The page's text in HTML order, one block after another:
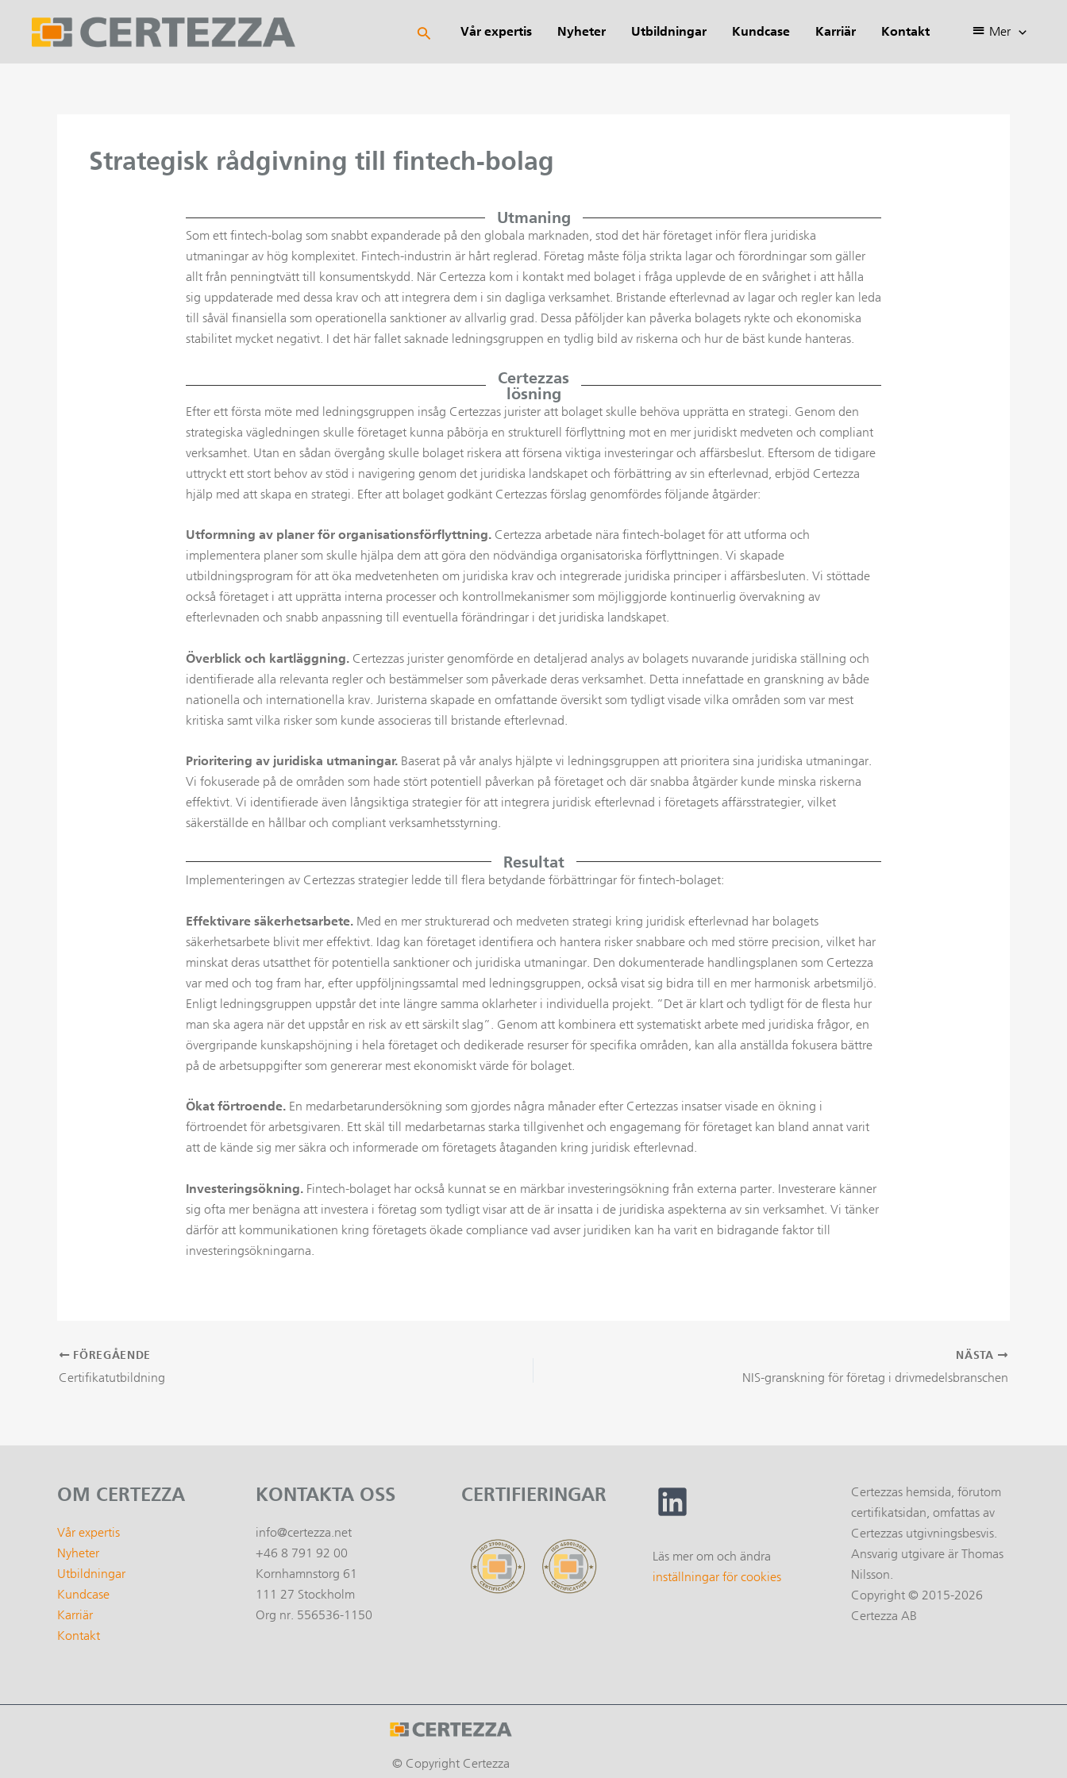
innehåll
Sök Vår expertis Nyheter Utbildningar Kundcase Karriär Kontakt Mer
Strategisk rådgivning till fintech-bolag
Utmaning
Som ett fintech-bolag som snabbt expanderade på den globala marknaden, stod det här företaget inför flera juridiska
utmaningar av hög komplexitet. Fintech-industrin är hårt reglerad. Företag måste följa strikta lagar och förordningar som gäller
allt från penningtvätt till konsumentskydd. När Certezza kom i kontakt med bolaget i fråga upplevde de en svårighet i att hålla
sig uppdaterade med dessa krav och att integrera dem i sin dagliga verksamhet. Bristande efterlevnad av lagar och regler kan leda
till såväl finansiella som operationella sanktioner av allvarlig grad. Dessa påföljder kan påverka bolagets rykte och ekonomiska
stabilitet mycket negativt. I det här fallet saknade ledningsgruppen en tydlig bild av riskerna och hur de bäst kunde hanteras.
Certezzas
lösning
Efter ett första möte med ledningsgruppen insåg Certezzas jurister att bolaget skulle behöva upprätta en strategi. Genom den
strategiska vägledningen skulle företaget kunna påbörja en strukturell förflyttning mot en mer juridiskt medveten och compliant
verksamhet. Utan en sådan övergång skulle bolaget riskera att försena viktiga investeringar och affärsbeslut. Eftersom de tidigare
uttryckt ett stort behov av stöd i navigering genom det juridiska landskapet och förbättring av sin efterlevnad, erbjöd Certezza
hjälp med att skapa en strategi. Efter att bolaget godkänt Certezzas förslag genomfördes följande åtgärder:
Utformning av planer för organisationsförflyttning. Certezza arbetade nära fintech-bolaget för att utforma och
implementera planer som skulle hjälpa dem att göra den nödvändiga organisatoriska förflyttningen. Vi skapade
utbildningsprogram för att öka medvetenheten om juridiska krav och integrerade juridiska principer i affärsbesluten. Vi stöttade
också företaget i att upprätta interna processer och kontrollmekanismer som möjliggjorde kontinuerlig övervakning av
efterlevnaden och snabb anpassning till eventuella förändringar i det juridiska landskapet.
Överblick och kartläggning. Certezzas jurister genomförde en detaljerad analys av bolagets nuvarande juridiska ställning och
identifierade alla relevanta regler och bestämmelser som påverkade deras verksamhet. Detta innefattade en granskning av både
nationella och internationella krav. Juristerna skapade en omfattande översikt som tydligt visade vilka områden som var mest
kritiska samt vilka risker som kunde associeras till bristande efterlevnad.
Prioritering av juridiska utmaningar. Baserat på vår analys hjälpte vi ledningsgruppen att prioritera sina juridiska utmaningar.
Vi fokuserade på de områden som hade stört potentiell påverkan på företaget och där snabba åtgärder kunde minska riskerna
effektivt. Vi identifierade även långsiktiga strategier för att integrera juridisk efterlevnad i företagets affärsstrategier, vilket
säkerställde en hållbar och compliant verksamhetsstyrning.
Resultat
Implementeringen av Certezzas strategier ledde till flera betydande förbättringar för fintech-bolaget:
Effektivare säkerhetsarbete. Med en mer strukturerad och medveten strategi kring juridisk efterlevnad har bolagets
säkerhetsarbete blivit mer effektivt. Idag kan företaget identifiera och hantera risker snabbare och med större precision, vilket har
minskat deras utsatthet för potentiella sanktioner och juridiska utmaningar. Den dokumenterade handlingsplanen som Certezza
var med och tog fram har, efter uppföljningssamtal med ledningsgruppen, också visat sig bidra till en mer harmonisk arbetsmiljö.
Enligt ledningsgruppen uppstår det inte längre samma oklarheter i individuella projekt. ”Det är klart och tydligt för de flesta hur
man ska agera när det uppstår en risk av ett särskilt slag”. Genom att kombinera ett systematiskt arbete med juridiska frågor, en
övergripande kunskapshöjning i hela företaget och dedikerade resurser för specifika områden, kan alla anställda fokusera bättre
på de arbetsuppgifter som genererar mest ekonomiskt värde för bolaget.
Ökat förtroende. En medarbetarundersökning som gjordes några månader efter Certezzas insatser visade en ökning i
förtroendet för arbetsgivaren. Ett skäl till medarbetarnas starka tillgivenhet och engagemang för företaget kan bland annat varit
att de kände sig mer säkra och informerade om företagets åtaganden kring juridisk efterlevnad.
Investeringsökning. Fintech-bolaget har också kunnat se en märkbar investeringsökning från externa parter. Investerare känner
sig ofta mer benägna att investera i företag som tydligt visar att de är insatta i de juridiska aspekterna av sin verksamhet. Vi tänker
därför att kommunikationen kring företagets ökade compliance vad avser juridiken kan ha varit en bidragande faktor till
investeringsökningarna.
Inläggsnavigering
FÖREGÅENDE
Certifikatutbildning
NÄSTA
NIS-granskning för företag i drivmedelsbranschen
OM CERTEZZA
Vår expertis
Nyheter
Utbildningar
Kundcase
Karriär
Kontakt
KONTAKTA OSS
info@certezza.net
+46 8 791 92 00
Kornhamnstorg 61
111 27 Stockholm
Org nr. 556536-1150
CERTIFIERINGAR
Läs mer om och ändra
inställningar för cookies
Certezzas hemsida, förutom
certifikatsidan, omfattas av
Certezzas utgivningsbesvis.
Ansvarig utgivare är Thomas
Nilsson.
Copyright © 2015-2026
Certezza AB
© Copyright Certezza